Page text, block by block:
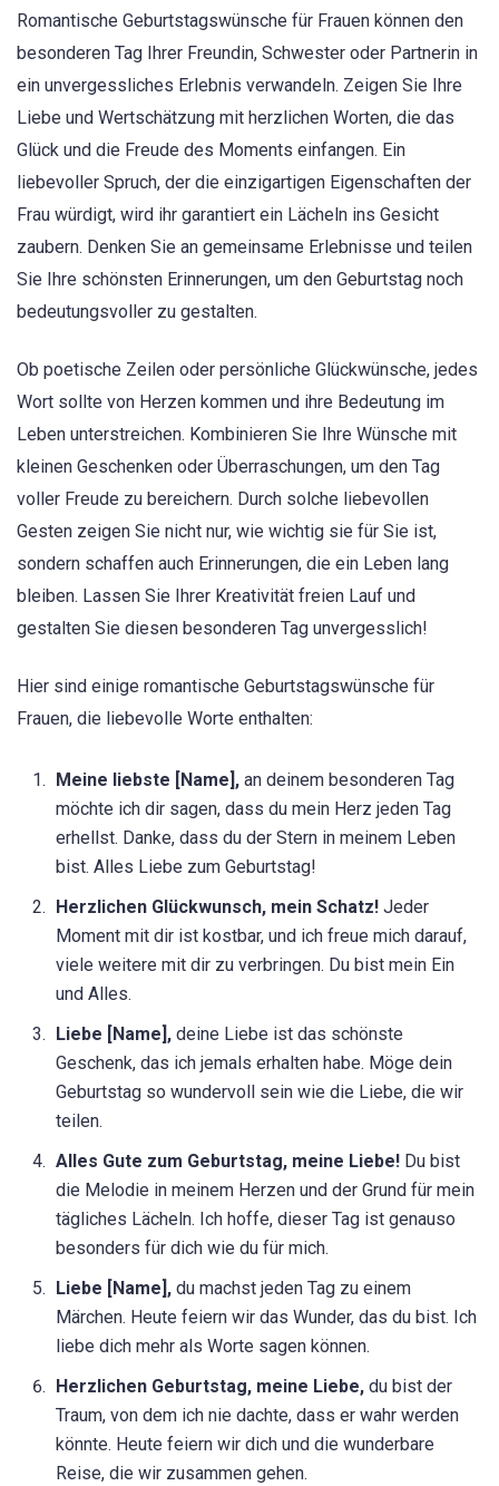
Romantische Geburtstagswünsche für Frauen können den
besonderen Tag Ihrer Freundin, Schwester oder Partnerin in
ein unvergessliches Erlebnis verwandeln. Zeigen Sie Ihre
Liebe und Wertschätzung mit herzlichen Worten, die das
Glück und die Freude des Moments einfangen. Ein
liebevoller Spruch, der die einzigartigen Eigenschaften der
Frau würdigt, wird ihr garantiert ein Lächeln ins Gesicht
zaubern. Denken Sie an gemeinsame Erlebnisse und teilen
Sie Ihre schönsten Erinnerungen, um den Geburtstag noch
bedeutungsvoller zu gestalten.
Ob poetische Zeilen oder persönliche Glückwünsche, jedes
Wort sollte von Herzen kommen und ihre Bedeutung im
Leben unterstreichen. Kombinieren Sie Ihre Wünsche mit
kleinen Geschenken oder Überraschungen, um den Tag
voller Freude zu bereichern. Durch solche liebevollen
Gesten zeigen Sie nicht nur, wie wichtig sie für Sie ist,
sondern schaffen auch Erinnerungen, die ein Leben lang
bleiben. Lassen Sie Ihrer Kreativität freien Lauf und
gestalten Sie diesen besonderen Tag unvergesslich!
Hier sind einige romantische Geburtstagswünsche für
Frauen, die liebevolle Worte enthalten:
Meine liebste [Name], an deinem besonderen Tag
möchte ich dir sagen, dass du mein Herz jeden Tag
erhellst. Danke, dass du der Stern in meinem Leben
bist. Alles Liebe zum Geburtstag!
Herzlichen Glückwunsch, mein Schatz! Jeder
Moment mit dir ist kostbar, und ich freue mich darauf,
viele weitere mit dir zu verbringen. Du bist mein Ein
und Alles.
Liebe [Name], deine Liebe ist das schönste
Geschenk, das ich jemals erhalten habe. Möge dein
Geburtstag so wundervoll sein wie die Liebe, die wir
teilen.
Alles Gute zum Geburtstag, meine Liebe! Du bist
die Melodie in meinem Herzen und der Grund für mein
tägliches Lächeln. Ich hoffe, dieser Tag ist genauso
besonders für dich wie du für mich.
Liebe [Name], du machst jeden Tag zu einem
Märchen. Heute feiern wir das Wunder, das du bist. Ich
liebe dich mehr als Worte sagen können.
Herzlichen Geburtstag, meine Liebe, du bist der
Traum, von dem ich nie dachte, dass er wahr werden
könnte. Heute feiern wir dich und die wunderbare
Reise, die wir zusammen gehen.